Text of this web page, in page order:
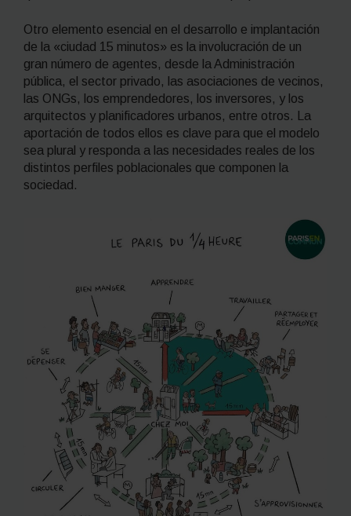
Otro elemento esencial en el desarrollo e implantación
de la «ciudad 15 minutos» es la involucración de un
gran número de agentes, desde la Administración
pública, el sector privado, las asociaciones de vecinos,
las ONGs, los emprendedores, los inversores, y los
arquitectos y planificadores urbanos, entre otros. La
aportación de todos ellos es clave para que el modelo
sea plural y responda a las necesidades reales de los
distintos perfiles poblacionales que componen la
sociedad.